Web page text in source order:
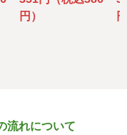
慮を行います。
する保有個人データ
円）
流れについて